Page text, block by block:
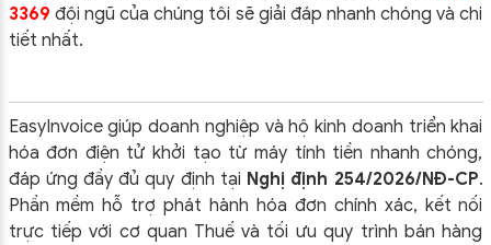
3369 đội ngũ của chúng tôi sẽ giải đáp nhanh chóng và chi
tiết nhất.
EasyInvoice giúp doanh nghiệp và hộ kinh doanh triển khai
hóa đơn điện tử khởi tạo từ máy tính tiền nhanh chóng,
đáp ứng đầy đủ quy định tại Nghị định 254/2026/NĐ-CP.
Phần mềm hỗ trợ phát hành hóa đơn chính xác, kết nối
trực tiếp với cơ quan Thuế và tối ưu quy trình bán hàng